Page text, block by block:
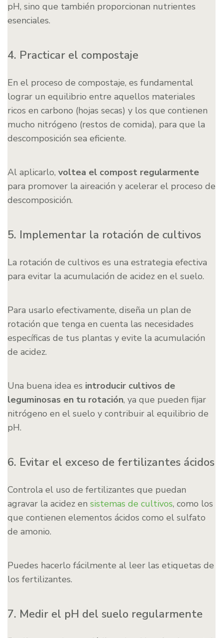
pH, sino que también proporcionan nutrientes
esenciales.
4. Practicar el compostaje
En el proceso de compostaje, es fundamental
lograr un equilibrio entre aquellos materiales
ricos en carbono (hojas secas) y los que contienen
mucho nitrógeno (restos de comida), para que la
descomposición sea eficiente.
Al aplicarlo, voltea el compost regularmente
para promover la aireación y acelerar el proceso de
descomposición.
5. Implementar la rotación de cultivos
La rotación de cultivos es una estrategia efectiva
para evitar la acumulación de acidez en el suelo.
Para usarlo efectivamente, diseña un plan de
rotación que tenga en cuenta las necesidades
específicas de tus plantas y evite la acumulación
de acidez.
Una buena idea es introducir cultivos de
leguminosas en tu rotación, ya que pueden fijar
nitrógeno en el suelo y contribuir al equilibrio de
pH.
6. Evitar el exceso de fertilizantes ácidos
Controla el uso de fertilizantes que puedan
agravar la acidez en sistemas de cultivos, como los
que contienen elementos ácidos como el sulfato
de amonio.
Puedes hacerlo fácilmente al leer las etiquetas de
los fertilizantes.
7. Medir el pH del suelo regularmente